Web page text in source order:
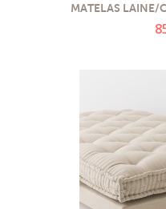
MATELAS LAINE/